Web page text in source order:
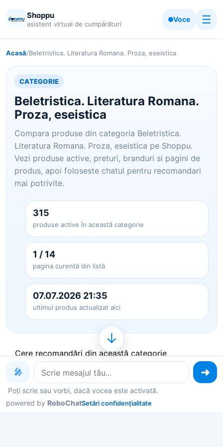
Shoppu
asistent virtual de cumpărături
Voce ☰
Acasă/Beletristica. Literatura Romana. Proza, eseistica
CATEGORIE
Beletristica. Literatura Romana.
Proza, eseistica
Compara produse din categoria Beletristica.
Literatura Romana. Proza, eseistica pe Shoppu.
Vezi produse active, preturi, branduri si pagini de
produs, apoi foloseste chatul pentru recomandari
mai potrivite.
315
produse active în această categorie
1 / 14
pagina curentă din listă
07.07.2026 21:35
ultimul produs actualizat aici
Cere recomandări din această categorie
Produse pe care le poți explora
acum
🎤
Poți scrie sau vorbi, dacă vocea este activată.
powered by RoboChatSetări confidențialitate
↓